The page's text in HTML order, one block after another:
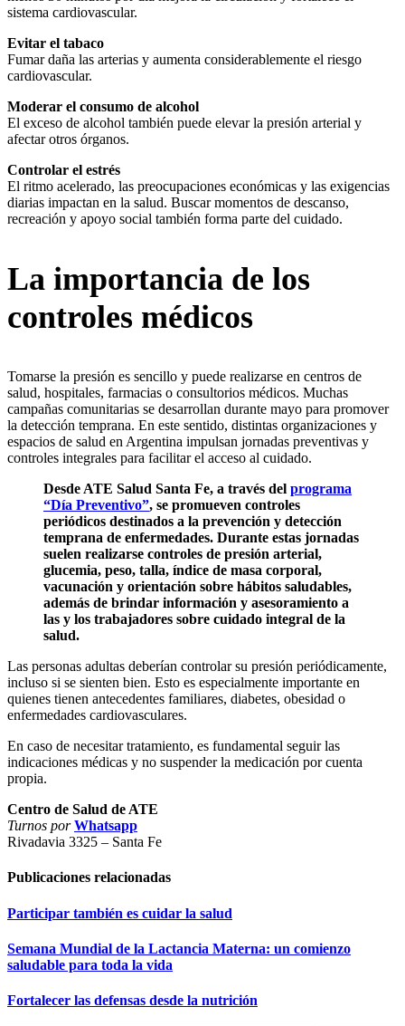
sistema cardiovascular.
Evitar el tabaco
Fumar daña las arterias y aumenta considerablemente el riesgo
cardiovascular.
Moderar el consumo de alcohol
El exceso de alcohol también puede elevar la presión arterial y
afectar otros órganos.
Controlar el estrés
El ritmo acelerado, las preocupaciones económicas y las exigencias
diarias impactan en la salud. Buscar momentos de descanso,
recreación y apoyo social también forma parte del cuidado.
La importancia de los
controles médicos
Tomarse la presión es sencillo y puede realizarse en centros de
salud, hospitales, farmacias o consultorios médicos. Muchas
campañas comunitarias se desarrollan durante mayo para promover
la detección temprana. En este sentido, distintas organizaciones y
espacios de salud en Argentina impulsan jornadas preventivas y
controles integrales para facilitar el acceso al cuidado.
Desde ATE Salud Santa Fe, a través del programa
“Día Preventivo”, se promueven controles
periódicos destinados a la prevención y detección
temprana de enfermedades. Durante estas jornadas
suelen realizarse controles de presión arterial,
glucemia, peso, talla, índice de masa corporal,
vacunación y orientación sobre hábitos saludables,
además de brindar información y asesoramiento a
las y los trabajadores sobre cuidado integral de la
salud.
Las personas adultas deberían controlar su presión periódicamente,
incluso si se sienten bien. Esto es especialmente importante en
quienes tienen antecedentes familiares, diabetes, obesidad o
enfermedades cardiovasculares.
En caso de necesitar tratamiento, es fundamental seguir las
indicaciones médicas y no suspender la medicación por cuenta
propia.
Centro de Salud de ATE
Turnos porWhatsapp
Rivadavia 3325 – Santa Fe
Publicaciones relacionadas
Participar también es cuidar la salud
Semana Mundial de la Lactancia Materna: un comienzo
saludable para toda la vida
Fortalecer las defensas desde la nutrición